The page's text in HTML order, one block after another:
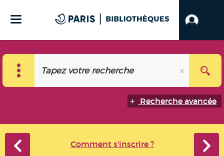
Recherche avancée
Comment s'inscrire ?